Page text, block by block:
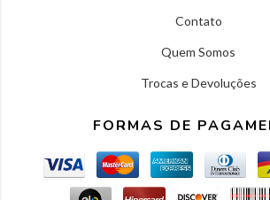
Contato
Quem Somos
Trocas e Devoluções
FORMAS DE